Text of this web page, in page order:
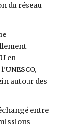
du réseau
en
autour des
entre